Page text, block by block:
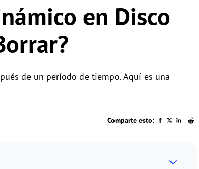
en Disco
de un período de tiempo. Aquí es una
Comparte esto: